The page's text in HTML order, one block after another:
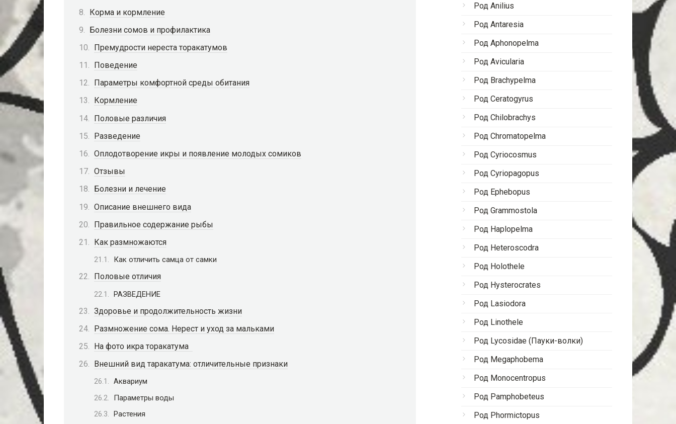
Корма и кормление
Болезни сомов и профилактика
Премудрости нереста торакатумов
Поведение
Параметры комфортной среды обитания
Кормление
Половые различия
Разведение
Оплодотворение икры и появление молодых сомиков
Отзывы
Болезни и лечение
Описание внешнего вида
Правильное содержание рыбы
Как размножаются
Как отличить самца от самки
Половые отличия
РАЗВЕДЕНИЕ
Здоровье и продолжительность жизни
Размножение сома. Нерест и уход за мальками
На фото икра торакатума
Внешний вид таракатума: отличительные признаки
Аквариум
Параметры воды
Растения
Род Anilius
Род Antaresia
Род Aphonopelma
Род Avicularia
Род Brachypelma
Род Ceratogyrus
Род Chilobrachys
Род Chromatopelma
Род Cyriocosmus
Род Cyriopagopus
Род Ephebopus
Род Grammostola
Род Haplopelma
Род Heteroscodra
Род Holothele
Род Hysterocrates
Род Lasiodora
Род Linothele
Род Lycosidae (Пауки-волки)
Род Megaphobema
Род Monocentropus
Род Pamphobeteus
Род Phormictopus